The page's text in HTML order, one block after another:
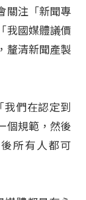
關注「新聞專
我國媒體議價
釐清新聞產製
們在認定到
個規範，然後
所有人都可